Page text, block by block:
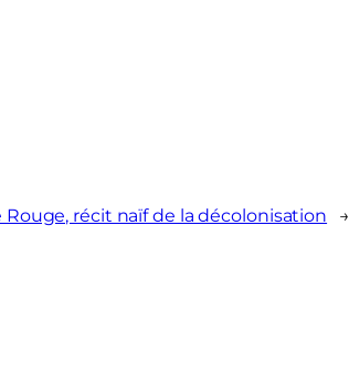
Rouge, récit naïf de la décolonisation →